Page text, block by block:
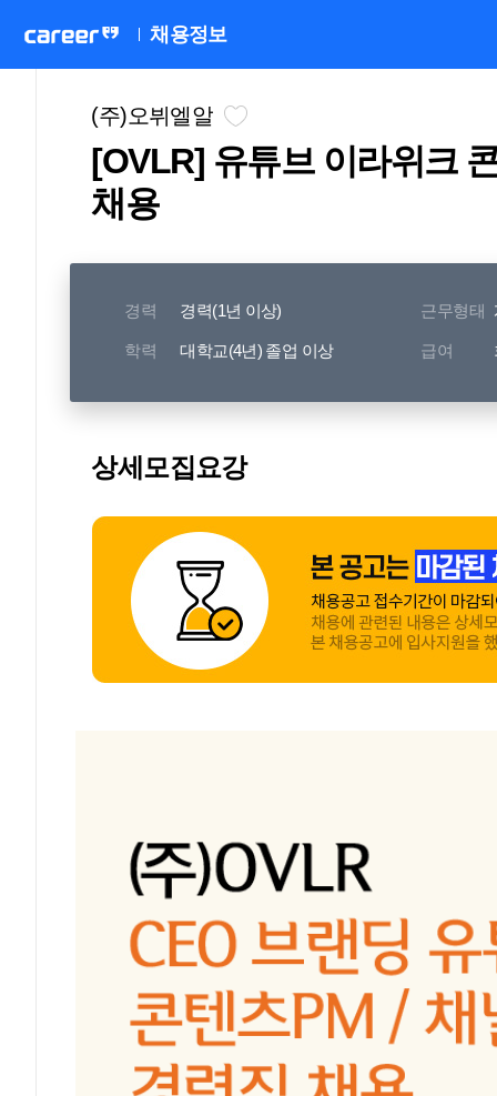
채용정보
(주)오뷔엘알
[OVLR] 유튜브 이라위크
채용
경력 경력(1년 이상) 근무형태
학력 대학교(4년) 졸업 이상 급여
상세모집요강